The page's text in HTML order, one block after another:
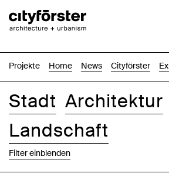
Projekte Home News Cityförster
Stadt Architektur
Landschaft
Filter einblenden